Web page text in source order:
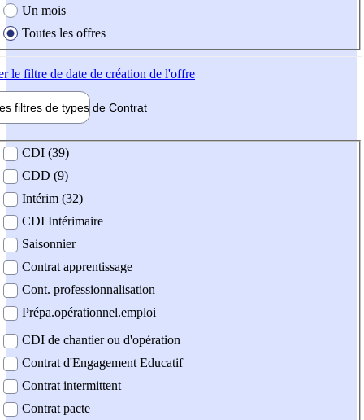
Un mois
Toutes les offres
le filtre de date de création de l'offre
filtres de types de Contrat
contrat
CDI (39)
CDD (9)
Intérim (32)
CDI Intérimaire
Saisonnier
Contrat apprentissage
Cont. professionnalisation
Prépa.opérationnel.emploi
CDI de chantier ou d'opération
Contrat d'Engagement Educatif
Contrat intermittent
Contrat pacte